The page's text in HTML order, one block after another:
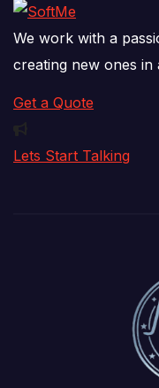
We work with a
creating new ones in
Get a Quote
Lets Start Talking